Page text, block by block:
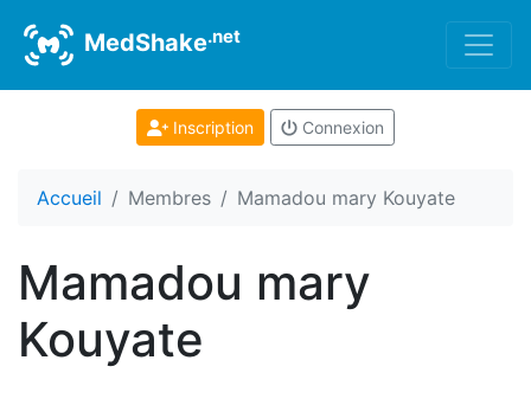
MedShake.net
Inscription Connexion
Accueil Membres Mamadou mary Kouyate
Mamadou mary
Kouyate